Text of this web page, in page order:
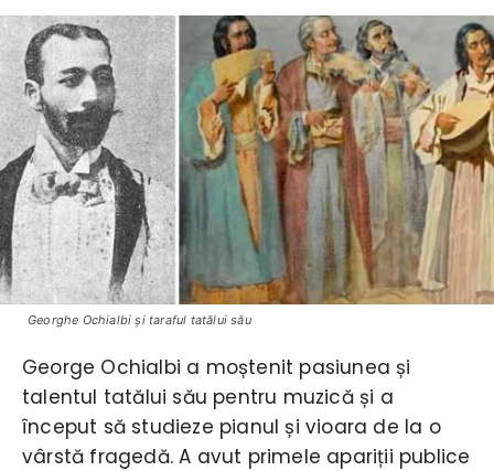
Georghe Ochialbi şi taraful tatălui său
George Ochialbi a moștenit pasiunea și
talentul tatălui său pentru muzică și a
început să studieze pianul și vioara de la o
vârstă fragedă. A avut primele apariții publice